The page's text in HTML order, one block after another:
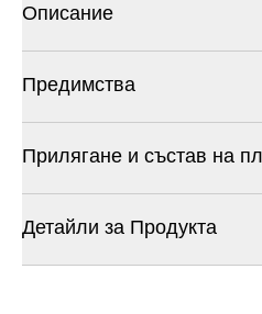
Описание
Предимства
Прилягане и състав на
Детайли за Продукта